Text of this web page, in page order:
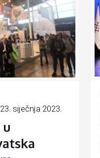
23. siječnja 2023.
u